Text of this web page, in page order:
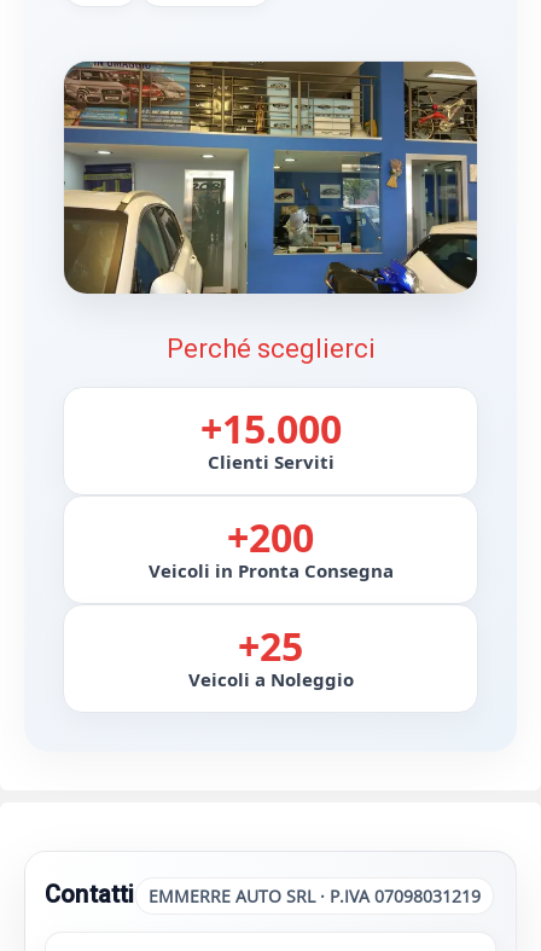
Perché sceglierci
+15.000
Clienti Serviti
+200
Veicoli in Pronta Consegna
+25
Veicoli a Noleggio
Contatti EMMERRE AUTO SRL · P.IVA 07098031219